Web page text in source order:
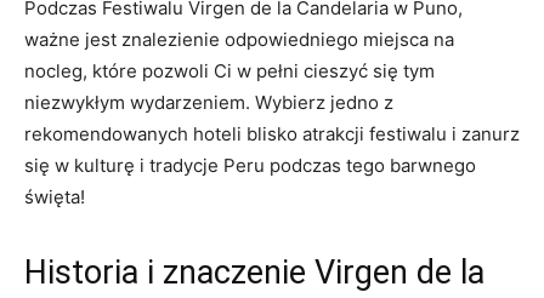
Podczas Festiwalu Virgen de‌ la Candelaria w Puno,⁤
ważne jest znalezienie ‍odpowiedniego ⁣miejsca na
nocleg, które pozwoli‌ Ci w pełni cieszyć⁣ się‌ tym
niezwykłym wydarzeniem. Wybierz jedno‍ z
rekomendowanych ‌hoteli⁤ blisko atrakcji festiwalu‌ i zanurz
⁣się w kulturę i tradycje Peru podczas tego ⁢barwnego
święta!
Historia i znaczenie Virgen de la​